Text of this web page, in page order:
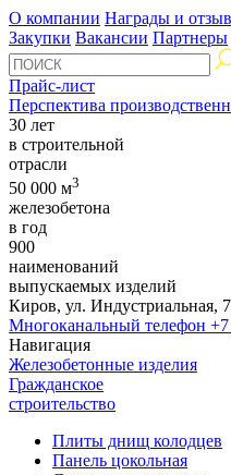
О компании Награды и
Закупки Вакансии Партнеры
Прайс-лист
Перспектива
30 лет
в строительной
отрасли
50 000 м3
железобетона
в год
900
наименований
выпускаемых изделий
Киров, ул. Индустриальная, 7
Многоканальный телефон
Навигация
Железобетонные изделия
Гражданское
строительство
Плиты днищ колодцев
Панель цокольная